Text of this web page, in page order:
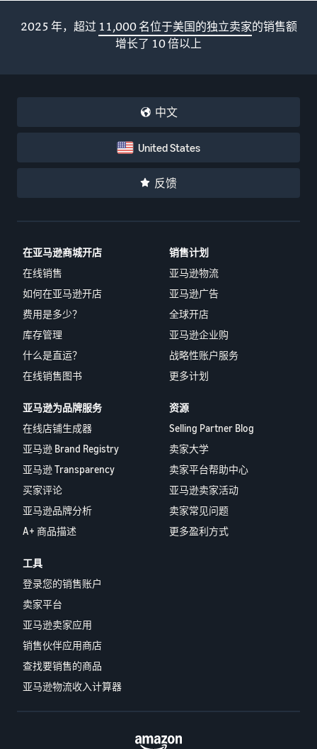
2025 年，超过 11,000 名位于美国的独立卖家的销售额
增长了 10 倍以上
中文
United States
反馈
在亚马逊商城开店
在线销售
如何在亚马逊开店
费用是多少？
库存管理
什么是直运？
在线销售图书
销售计划
亚马逊物流
亚马逊广告
全球开店
亚马逊企业购
战略性账户服务
更多计划
亚马逊为品牌服务
在线店铺生成器
亚马逊 Brand Registry
亚马逊 Transparency
买家评论
亚马逊品牌分析
A+ 商品描述
资源
Selling Partner Blog
卖家大学
卖家平台帮助中心
亚马逊卖家活动
卖家常见问题
更多盈利方式
工具
登录您的销售账户
卖家平台
亚马逊卖家应用
销售伙伴应用商店
查找要销售的商品
亚马逊物流收入计算器